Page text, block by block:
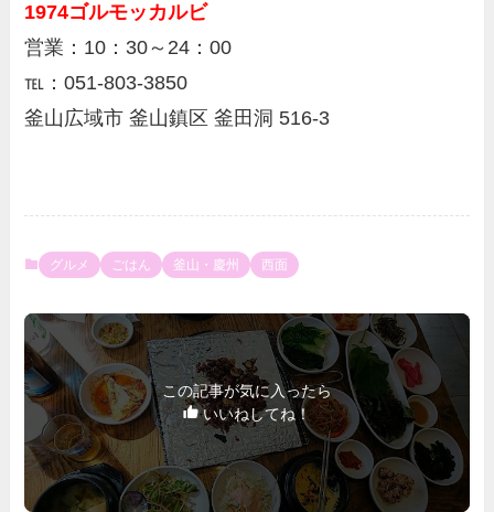
1974ゴルモッカルビ
営業：10：30～24：00
℡：051-803-3850
釜山広域市 釜山鎮区 釜田洞 516-3
グルメ ごはん 釜山・慶州 西面
この記事が気に入ったら
いいねしてね！